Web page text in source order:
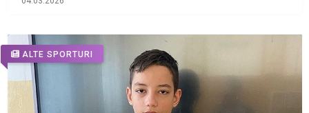
ALTE SPORTURI